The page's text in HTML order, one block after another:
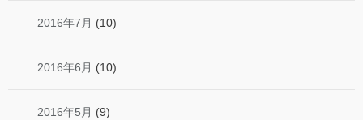
2016年7月 (10)
2016年6月 (10)
2016年5月 (9)